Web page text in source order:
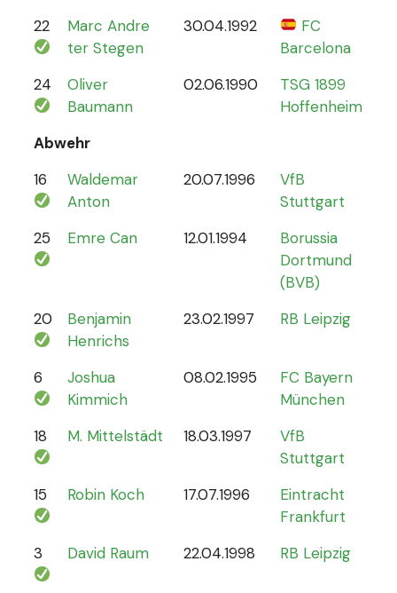
22
Marc Andre
ter Stegen
30.04.1992
FC
Barcelona
24
Oliver
Baumann
02.06.1990
TSG 1899
Hoffenheim
Abwehr
16
Waldemar
Anton
20.07.1996
VfB
Stuttgart
25 Emre Can 12.01.1994
Borussia
Dortmund
(BVB)
20
Benjamin
Henrichs
23.02.1997 RB Leipzig
6
Joshua
Kimmich
08.02.1995
FC Bayern
München
18 M. Mittelstädt 18.03.1997
VfB
Stuttgart
15 Robin Koch 17.07.1996
Eintracht
Frankfurt
3 David Raum 22.04.1998 RB Leipzig